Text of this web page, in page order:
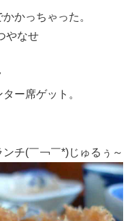
かっちゃった。
やなせ
ー席ゲット。
チ(￣￢￣*)じゅるぅ～